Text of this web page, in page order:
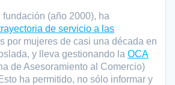
(año 2000), ha
de servicio a las
por mujeres de casi una década en
y lleva gestionando la OCA
de Asesoramiento al Comercio)
ha permitido, no sólo informar y